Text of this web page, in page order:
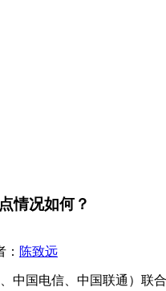
情况如何？
陈致远
中国电信、中国联通）